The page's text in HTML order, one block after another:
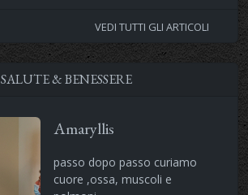
VEDI TUTTI GLI ARTICOLI
SALUTE & BENESSERE
Amaryllis
passo dopo passo curiamo
cuore ,ossa, muscoli e